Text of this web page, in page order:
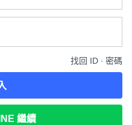
找回 ID ∙ 密碼
繼續